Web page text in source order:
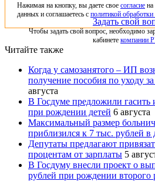
Нажимая на кнопку, вы даете свое согласие на
данных и соглашаетесь с политикой
Задать свой
Чтобы задать свой вопрос, необходимо
кабинете компании
Читайте также
Когда у самозанятого – ИП
получение пособия по уходу
августа
В Госдуме предложили гасить
при рождении детей 6 августа
Максимальный размер
приблизился к 7 тыс. рублей в
Депутаты предлагают
процентам от зарплаты 5
В Госдуму внесли проект о
рублей при рождении второго